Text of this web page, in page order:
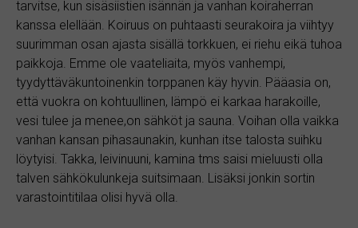
tarvitse, kun sisäsiistien isännän ja vanhan koiraherran
kanssa elellään. Koiruus on puhtaasti seurakoira ja viihtyy
suurimman osan ajasta sisällä torkkuen, ei riehu eikä tuhoa
paikkoja. Emme ole vaateliaita, myös vanhempi,
tyydyttäväkuntoinenkin torppanen käy hyvin. Pääasia on,
että vuokra on kohtuullinen, lämpö ei karkaa harakoille,
vesi tulee ja menee,on sähköt ja sauna. Voihan olla vaikka
vanhan kansan pihasaunakin, kunhan itse talosta suihku
löytyisi. Takka, leivinuuni, kamina tms saisi mieluusti olla
talven sähkökulunkeja suitsimaan. Lisäksi jonkin sortin
varastointitilaa olisi hyvä olla.